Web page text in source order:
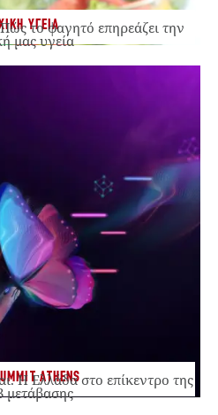
ΥΓΕΙΑ
το φαγητό επηρεάζει την
μας υγεία
ATHENS
Η Ελλάδα στο επίκεντρο της
μετάβασης